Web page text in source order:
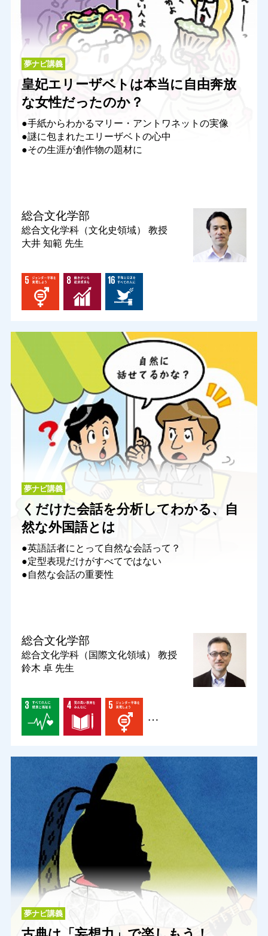
夢ナビ講義
皇妃エリーザベトは本当に自由奔放
な女性だったのか？
●手紙からわかるマリー・アントワネットの実像
●謎に包まれたエリーザベトの心中
●その生涯が創作物の題材に
総合文化学部
総合文化学科（文化史領域） 教授
大井 知範 先生
夢ナビ講義
くだけた会話を分析してわかる、自
然な外国語とは
●英語話者にとって自然な会話って？
●定型表現だけがすべてではない
●自然な会話の重要性
総合文化学部
総合文化学科（国際文化領域） 教授
鈴木 卓 先生
…
夢ナビ講義